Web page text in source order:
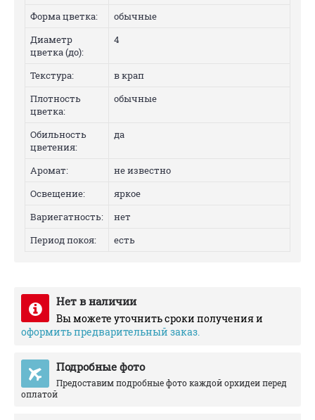
Форма цветка:
обычные
Диаметр
цветка (до):
4
Текстура:
в крап
Плотность
цветка:
обычные
Обильность
цветения:
да
Аромат:
не известно
Освещение:
яркое
Вариегатность:
нет
Период покоя:
есть
Нет в наличии
Вы можете уточнить сроки получения и
оформить предварительный заказ.
Подробные фото
Предоставим подробные фото каждой орхидеи перед
оплатой